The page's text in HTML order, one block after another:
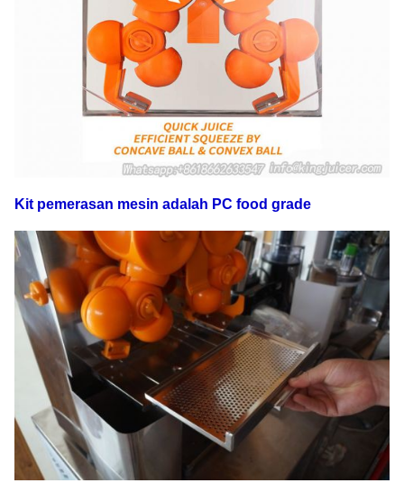
Kit pemerasan mesin adalah PC food grade